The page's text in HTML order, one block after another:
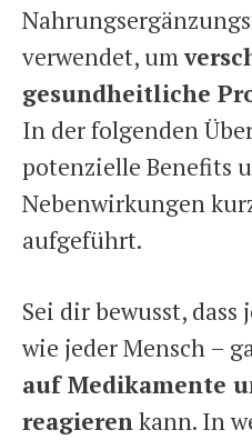
verwendet, um
gesundheitliche
In der folgenden
potenzielle Benefits
Nebenwirkungen
aufgeführt.
Sei dir bewusst, dass
wie jeder Mensch –
auf Medikamente
reagierenkann. In